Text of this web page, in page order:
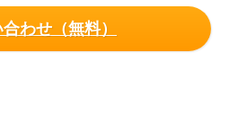
わせ（無料）